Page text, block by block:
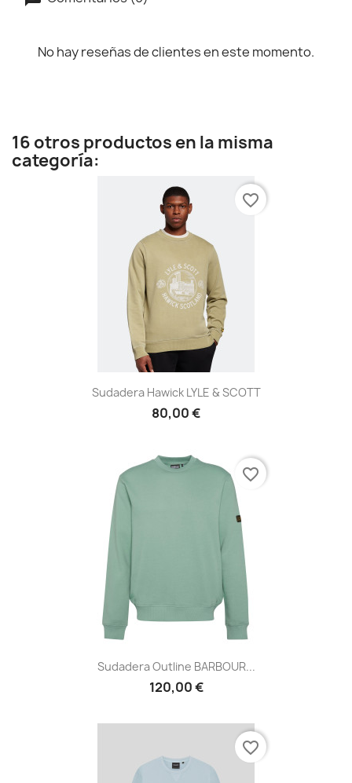
No hay reseñas de clientes en este momento.
16 otros productos en la misma
categoría:
Sudadera Hawick LYLE & SCOTT
80,00 €
favorite_border
Sudadera Outline BARBOUR...
120,00 €
favorite_border
favorite_border